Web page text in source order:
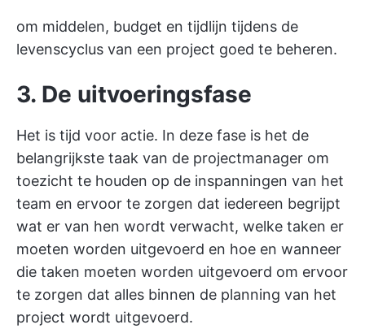
om middelen, budget en tijdlijn tijdens de
levenscyclus van een project goed te beheren.
3. De uitvoeringsfase
Het is tijd voor actie. In deze fase is het de
belangrijkste taak van de projectmanager om
toezicht te houden op de inspanningen van het
team en ervoor te zorgen dat iedereen begrijpt
wat er van hen wordt verwacht, welke taken er
moeten worden uitgevoerd en hoe en wanneer
die taken moeten worden uitgevoerd om ervoor
te zorgen dat alles binnen de planning van het
project wordt uitgevoerd.